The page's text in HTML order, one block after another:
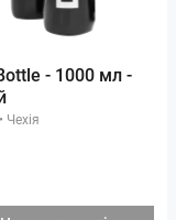
- 1000 мл -
• Чехія